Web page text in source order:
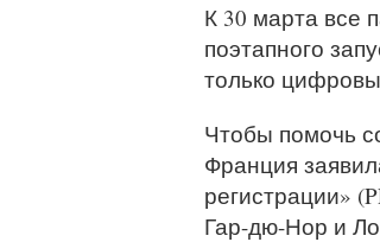
К 30 марта все
поэтапного
только
Чтобы помочь
Франция
регистрации»
Гар-дю-Нор и